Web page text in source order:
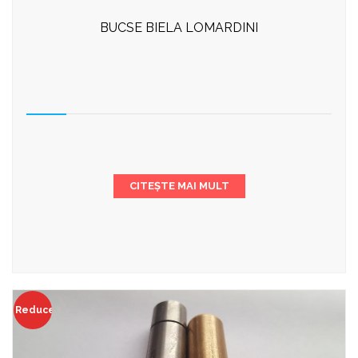
BUCSE BIELA LOMARDINI
CITEȘTE MAI MULT
Reduceri!